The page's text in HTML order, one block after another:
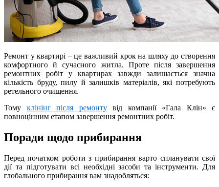
Ремонт у квартирі – це важливий крок на шляху до створення
комфортного й сучасного житла. Проте після завершення
ремонтних робіт у квартирах завжди залишається значна
кількість бруду, пилу й залишків матеріалів, які потребують
ретельного очищення.
Тому клінінг після ремонтувід компанії «Гала Клін» є
повноцінним етапом завершення ремонтних робіт.
Поради щодо прибирання
Перед початком роботи з прибирання варто спланувати свої
дії та підготувати всі необхідні засоби та інструменти. Для
глобального прибирання вам знадобляться: